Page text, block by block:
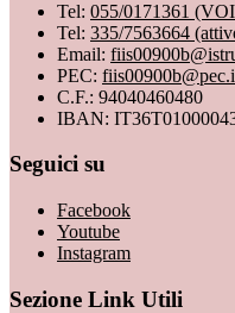
Tel: 055/0171361
Tel: 335/7563664
Email:
PEC:
C.F.: 94040460480
IBAN:
Seguici su
Facebook
Youtube
Instagram
Sezione Link Utili